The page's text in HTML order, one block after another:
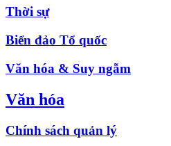
Thời sự
Biển đảo Tổ quốc
Văn hóa & Suy ngẫm
Văn hóa
Chính sách quản lý